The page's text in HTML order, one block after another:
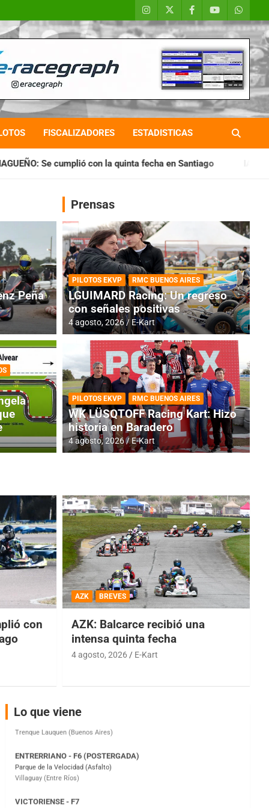
FISCALIZADORES ESTADISTICAS
la quinta fecha en Santiago IAME SERIES ARGENTINA:
RMC BUENOS AIRES
Cerró una jornada
Peña
Prensas
PILOTOS EKVP RMC BUENOS AIRES
LGUIMARD Racing: Un regreso
con señales positivas
4 agosto, 2026 E-Kart
PILOTOS EKVP RMC BUENOS AIRES
WK LÜSQTOFF Racing Kart: Hizo
historia en Baradero
4 agosto, 2026 E-Kart
con
AZK BREVES
AZK: Balcarce recibió una
intensa quinta fecha
4 agosto, 2026 E-Kart
Lo que viene
COBERTURA ESPECIAL DE E-KART.COM.AR
Ramiro Tot (Asfalto)
Baradero (Buenos Aires)
Parque de la Velocidad (Asfalto)
El Cerro (Tierra)
Victoria (Entre Ríos)